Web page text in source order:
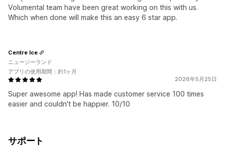
Volumental team have been great working on this with us.
Which when done will make this an easy 6 star app.
2026年5月25日
Super awesome app! Has made customer service 100 times
easier and couldn't be happier. 10/10
Centre Ice
ニュージーランド
アプリの使用期間：約1ヶ月
サポート